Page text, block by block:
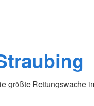
größte Rettungswache